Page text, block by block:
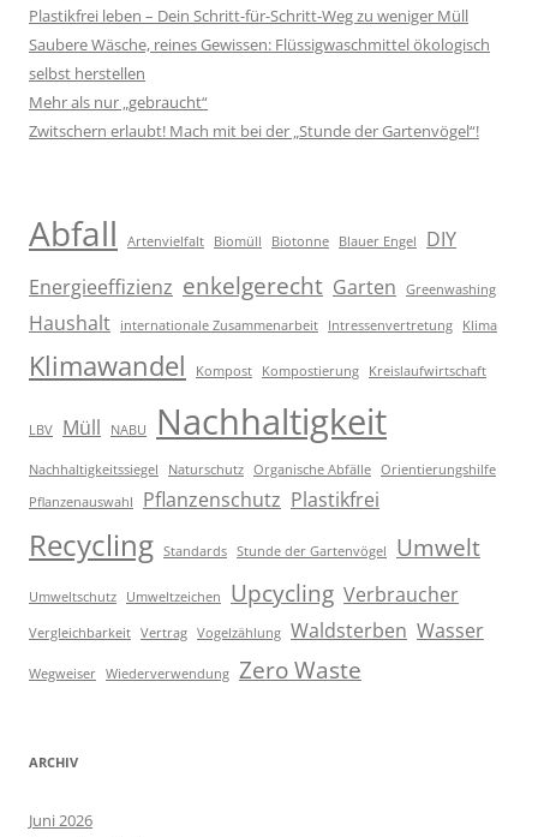
Plastikfrei leben – Dein Schritt-für-Schritt-Weg zu weniger Müll
Saubere Wäsche, reines Gewissen: Flüssigwaschmittel ökologisch
selbst herstellen
Mehr als nur „gebraucht“
Zwitschern erlaubt! Mach mit bei der „Stunde der Gartenvögel“!
Abfall Artenvielfalt Biomüll Biotonne Blauer Engel
DIY
Energieeffizienz enkelgerecht Garten Greenwashing
Haushalt internationale Zusammenarbeit Intressenvertretung Klima
Klimawandel Kompost Kompostierung Kreislaufwirtschaft
LBV Müll NABU Nachhaltigkeit
Nachhaltigkeitssiegel Naturschutz Organische Abfälle Orientierungshilfe
Pflanzenauswahl
Pflanzenschutz Plastikfrei
Recycling Standards Stunde der Gartenvögel Umwelt
Umweltschutz Umweltzeichen Upcycling Verbraucher
Vergleichbarkeit Vertrag Vogelzählung Waldsterben Wasser
Wegweiser Wiederverwendung Zero Waste
ARCHIV
Juni 2026